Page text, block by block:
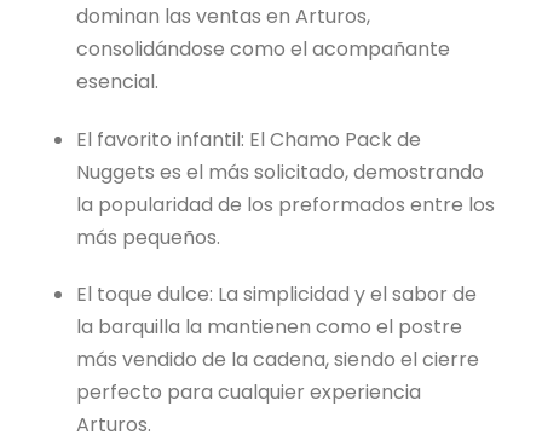
dominan las ventas en Arturos,
consolidándose como el acompañante
esencial.
El favorito infantil: El Chamo Pack de
Nuggets es el más solicitado, demostrando
la popularidad de los preformados entre los
más pequeños.
El toque dulce: La simplicidad y el sabor de
la barquilla la mantienen como el postre
más vendido de la cadena, siendo el cierre
perfecto para cualquier experiencia
Arturos.